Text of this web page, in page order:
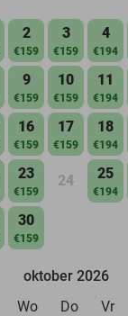
2
€159
3
€159
4
€194
9
€159
10
€159
11
€194
16
€159
17
€159
18
€194
23
€159
24 25
€194
30
€159
oktober 2026
Wo Do Vr